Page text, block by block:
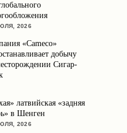
2026
«Cameco»
добычу
Сигар-
латвийская «задняя
в Шенген
2026